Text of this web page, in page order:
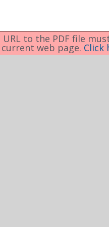
to the PDF file
web page. Click